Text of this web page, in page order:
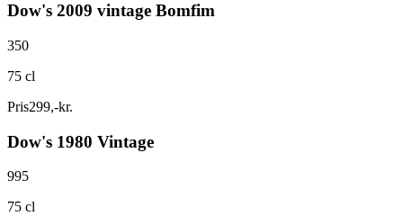
Dow's 2009 vintage Bomfim
350
75 cl
Pris299,-kr.
Dow's 1980 Vintage
995
75 cl